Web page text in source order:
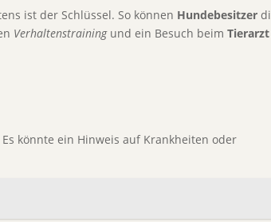
ist der Schlüssel. So können Hundebesitzer
Verhaltenstrainingund ein Besuch beim Tierarzt
könnte ein Hinweis auf Krankheiten oder